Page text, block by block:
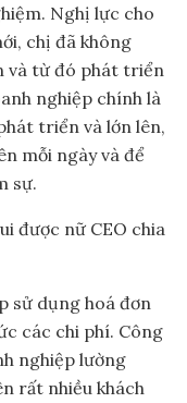
Nghị lực cho
chị đã không
và từ đó phát triển
nghiệp chính là
triển và lớn lên,
mỗi ngày và để
sự.
được nữ CEO chia
sử dụng hoá đơn
các chi phí. Công
nghiệp lường
rất nhiều khách